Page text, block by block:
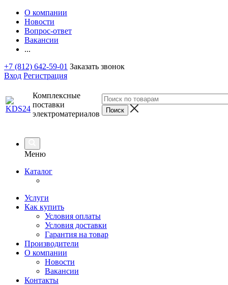
О компании
Новости
Вопрос-ответ
Вакансии
...
+7 (812) 642-59-01 Заказать звонок
Вход Регистрация
Комплексные
поставки
электроматериалов
Меню
Каталог
Услуги
Как купить
Условия оплаты
Условия доставки
Гарантия на товар
Производители
О компании
Новости
Вакансии
Контакты